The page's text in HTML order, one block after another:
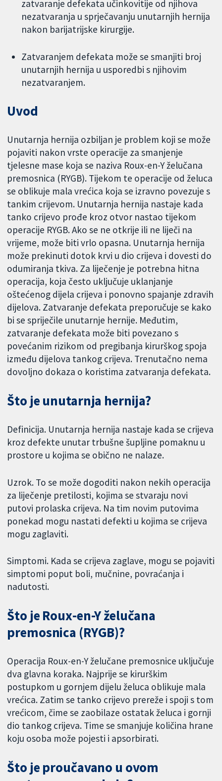
zatvaranje defekata učinkovitije od njihova
nezatvaranja u sprječavanju unutarnjih hernija
nakon barijatrijske kirurgije.
Zatvaranjem defekata može se smanjiti broj
unutarnjih hernija u usporedbi s njihovim
nezatvaranjem.
Uvod
Unutarnja hernija ozbiljan je problem koji se može
pojaviti nakon vrste operacije za smanjenje
tjelesne mase koja se naziva Roux-en-Y želučana
premosnica (RYGB). Tijekom te operacije od želuca
se oblikuje mala vrećica koja se izravno povezuje s
tankim crijevom. Unutarnja hernija nastaje kada
tanko crijevo prođe kroz otvor nastao tijekom
operacije RYGB. Ako se ne otkrije ili ne liječi na
vrijeme, može biti vrlo opasna. Unutarnja hernija
može prekinuti dotok krvi u dio crijeva i dovesti do
odumiranja tkiva. Za liječenje je potrebna hitna
operacija, koja često uključuje uklanjanje
oštećenog dijela crijeva i ponovno spajanje zdravih
dijelova. Zatvaranje defekata preporučuje se kako
bi se spriječile unutarnje hernije. Međutim,
zatvaranje defekata može biti povezano s
povećanim rizikom od pregibanja kirurškog spoja
između dijelova tankog crijeva. Trenutačno nema
dovoljno dokaza o koristima zatvaranja defekata.
Što je unutarnja hernija?
Definicija. Unutarnja hernija nastaje kada se crijeva
kroz defekte unutar trbušne šupljine pomaknu u
prostore u kojima se obično ne nalaze.
Uzrok. To se može dogoditi nakon nekih operacija
za liječenje pretilosti, kojima se stvaraju novi
putovi prolaska crijeva. Na tim novim putovima
ponekad mogu nastati defekti u kojima se crijeva
mogu zaglaviti.
Simptomi. Kada se crijeva zaglave, mogu se pojaviti
simptomi poput boli, mučnine, povraćanja i
nadutosti.
Što je Roux-en-Y želučana
premosnica (RYGB)?
Operacija Roux-en-Y želučane premosnice uključuje
dva glavna koraka. Najprije se kirurškim
postupkom u gornjem dijelu želuca oblikuje mala
vrećica. Zatim se tanko crijevo prereže i spoji s tom
vrećicom, čime se zaobilaze ostatak želuca i gornji
dio tankog crijeva. Time se smanjuje količina hrane
koju osoba može pojesti i apsorbirati.
Što je proučavano u ovom